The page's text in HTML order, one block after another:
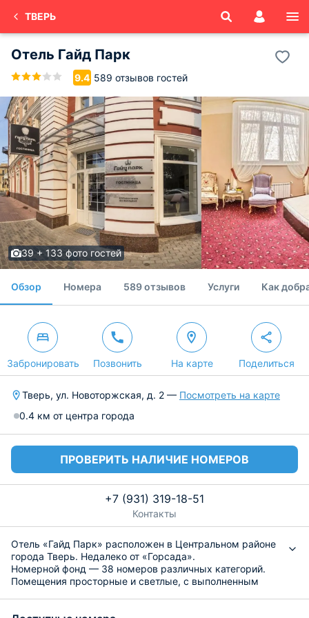
ТВЕРЬ
Отель Гайд Парк
9.4 589 отзывов гостей
39 + 133 фото гостей
Обзор Номера 589 отзывов Услуги Как
Забронировать Позвонить На карте Поделиться
Тверь, ул. Новоторжская, д. 2 — Посмотреть на карте
0.4 км от центра города
ПРОВЕРИТЬ НАЛИЧИЕ НОМЕРОВ
+7 (931) 319-18-51
Контакты
Отель «Гайд Парк» расположен в Центральном районе
города Тверь. Недалеко от «Горсада».
Номерной фонд — 38 номеров различных категорий.
Помещения просторные и светлые, с выполненным